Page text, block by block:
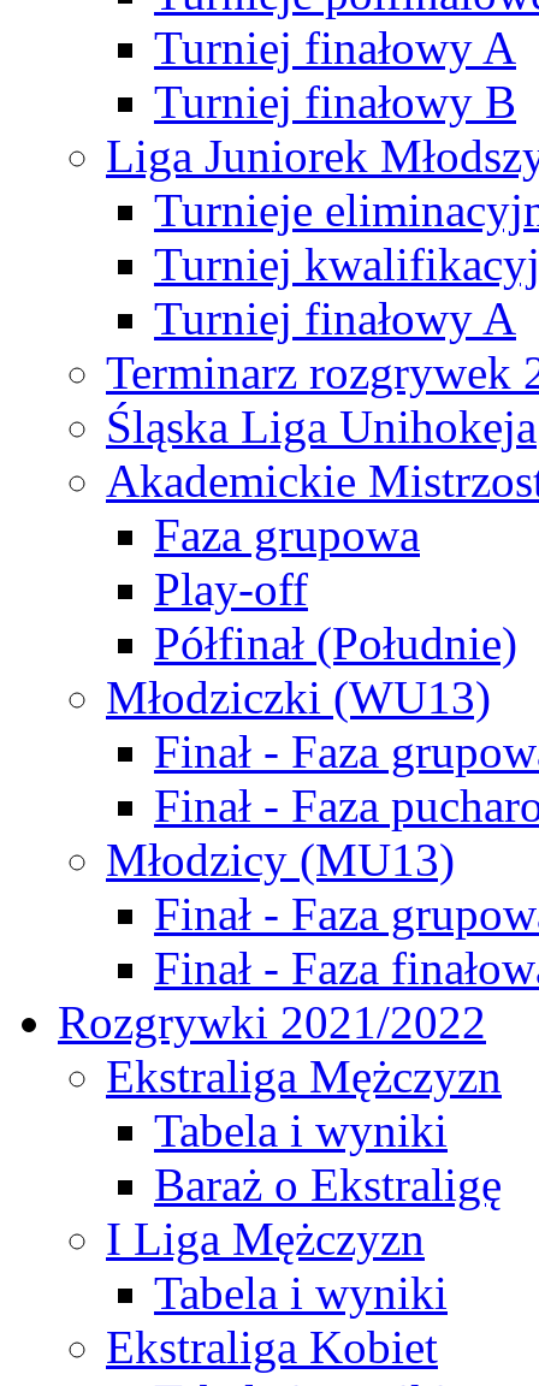
Turniej finałowy A
Turniej finałowy B
Liga Juniorek
Turnieje
Turniej
Turniej finałowy A
Terminarz rozgrywek
Śląska Liga Unihokeja
Akademickie
Faza grupowa
Play-off
Półfinał (Południe)
Młodziczki (WU13)
Finał - Faza
Finał - Faza
Młodzicy (MU13)
Finał - Faza
Finał - Faza
Rozgrywki 2021/2022
Ekstraliga Mężczyzn
Tabela i wyniki
Baraż o Ekstraligę
I Liga Mężczyzn
Tabela i wyniki
Ekstraliga Kobiet